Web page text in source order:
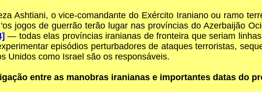
Ashtiani, o vice-comandante do Exército Iraniano ou ramo
jogos de guerrão terão lugar nas províncias do Azerbaijão
— todas elas províncias iranianas de fronteira que seriam
episódios perturbadores de ataques terroristas,
Unidos como Israel são os responsáveis.
entre as manobras iranianas e importantes datas do